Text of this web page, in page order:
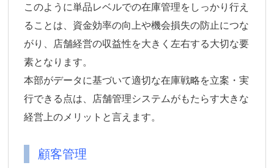
このように単品レベルでの在庫管理をしっかり行え
ることは、資金効率の向上や機会損失の防止につな
がり、店舗経営の収益性を大きく左右する大切な要
素となります。
本部がデータに基づいて適切な在庫戦略を立案・実
行できる点は、店舗管理システムがもたらす大きな
経営上のメリットと言えます。
顧客管理